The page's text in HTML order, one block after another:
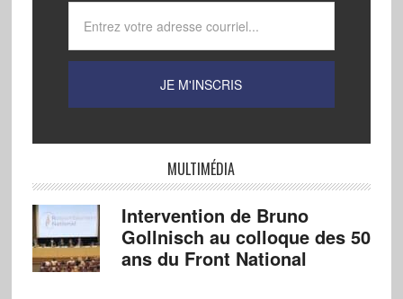
MULTIMÉDIA
Intervention de Bruno
Gollnisch au colloque des 50
ans du Front National